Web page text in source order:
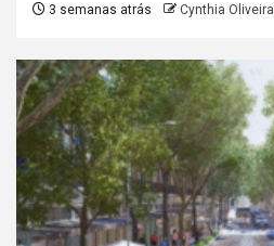
3 semanas atrás Cynthia Oliveira